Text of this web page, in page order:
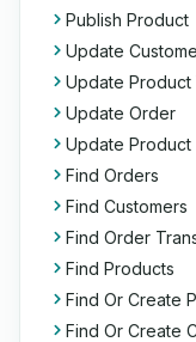
Publish Product
Update
Update Product
Update Order
Update Product
Find Orders
Find Customers
Find Order
Find Products
Find Or Create
Find Or Create